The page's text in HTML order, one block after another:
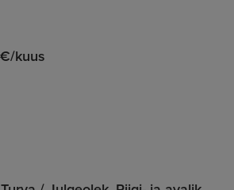
€/kuus